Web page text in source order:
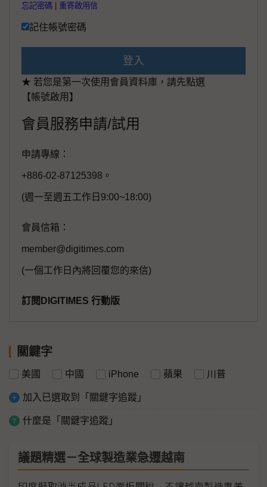
忘記密碼 重寄啟用信
記住帳號密碼
登入
★ 若您是第一次使用會員資料庫，請先點選
【帳號啟用】
會員服務申請/試用
申請專線：
+886-02-87125398。
(週一至週五工作日9:00~18:00)
會員信箱：
member@digitimes.com
(一個工作日內將回覆您的來信)
訂閱DIGITIMES 行動版
關鍵字
美國 中國 iPhone 蘋果 川普
加入已選取到「關鍵字追蹤」
什麼是「關鍵字追蹤」
議題精選－全球製造業急遷越南